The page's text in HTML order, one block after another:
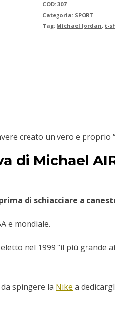
COD:307
Categoria: SPORT
Tag: Michael Jordan,t-
creato un vero e proprio
di Michael
di schiacciare a
e mondiale.
nel 1999 “il più grande
spingere la Nike a